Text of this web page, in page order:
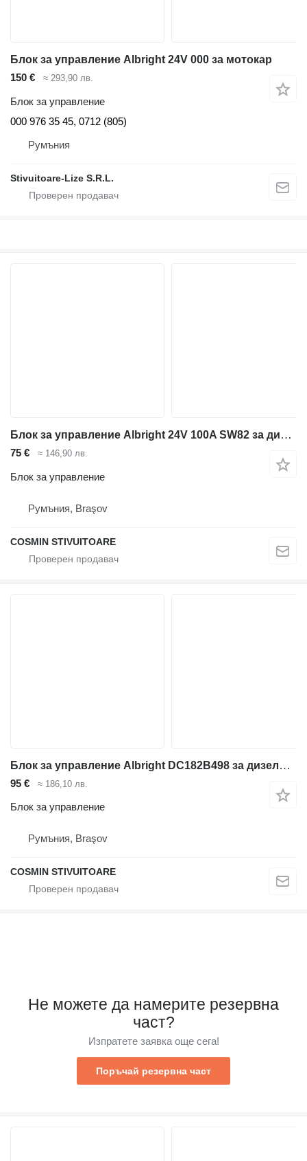
Блок за управление Albright 24V 000 за мотокар
150 €
≈ 293,90 лв.
Блок за управление
000 976 35 45, 0712 (805)
Румъния
Stivuitoare-Lize S.R.L.
Блок за управление Albright 24V 100A SW82 за дизелов мотокар
75 € ≈ 146,90 лв.
Блок за управление
Румъния, Braşov
COSMIN STIVUITOARE
Блок за управление Albright DC182B498 за дизелов мотокар
95 € ≈ 186,10 лв.
Блок за управление
Румъния, Braşov
COSMIN STIVUITOARE
Не можете да намерите резервна
част?
Изпратете заявка още сега!
Поръчай резервна част